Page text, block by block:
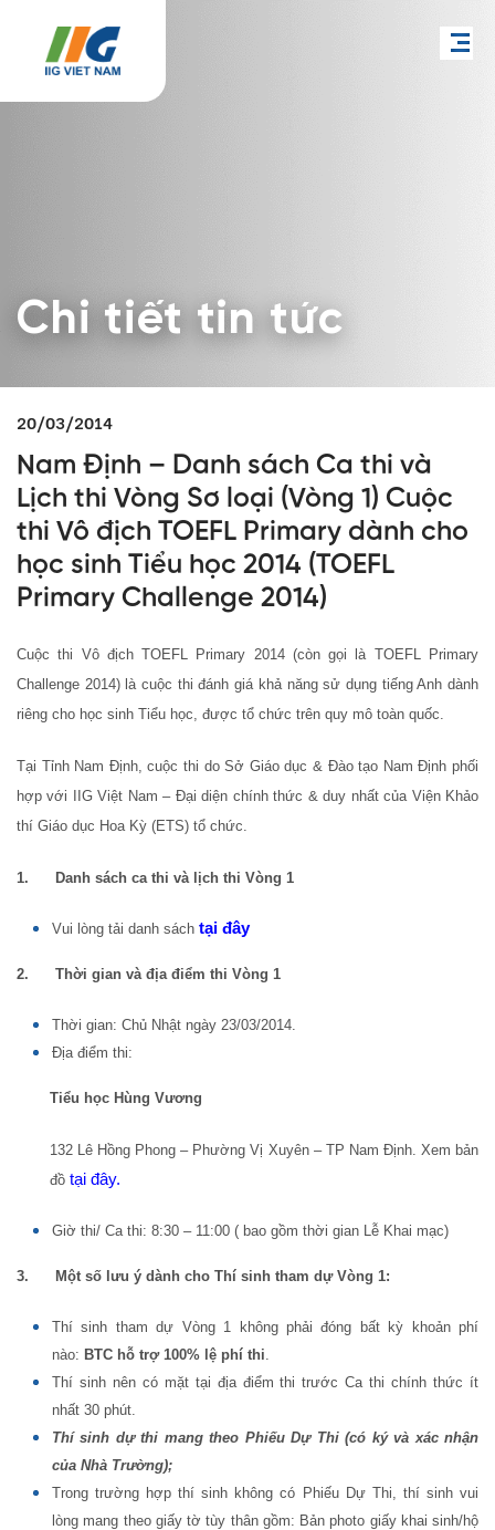
Chi tiết tin tức
20/03/2014
Nam Định – Danh sách Ca thi và
Lịch thi Vòng Sơ loại (Vòng 1) Cuộc
thi Vô địch TOEFL Primary dành cho
học sinh Tiểu học 2014 (TOEFL
Primary Challenge 2014)
Cuộc thi Vô địch TOEFL Primary 2014 (còn gọi là TOEFL Primary
Challenge 2014) là cuộc thi đánh giá khả năng sử dụng tiếng Anh dành
riêng cho học sinh Tiểu học, được tổ chức trên quy mô toàn quốc.
Tại Tỉnh Nam Định, cuộc thi do Sở Giáo dục & Đào tạo Nam Định phối
hợp với IIG Việt Nam – Đại diện chính thức & duy nhất của Viện Khảo
thí Giáo dục Hoa Kỳ (ETS) tổ chức.
1. Danh sách ca thi và lịch thi Vòng 1
Vui lòng tải danh sách tại đây
2. Thời gian và địa điểm thi Vòng 1
Thời gian: Chủ Nhật ngày 23/03/2014.
Địa điểm thi:
Tiểu học Hùng Vương
132 Lê Hồng Phong – Phường Vị Xuyên – TP Nam Định. Xem bản
đồ tại đây.
Giờ thi/ Ca thi: 8:30 – 11:00 ( bao gồm thời gian Lễ Khai mạc)
3. Một số lưu ý dành cho Thí sinh tham dự Vòng 1:
Thí sinh tham dự Vòng 1 không phải đóng bất kỳ khoản phí
nào: BTC hỗ trợ 100% lệ phí thi.
Thí sinh nên có mặt tại địa điểm thi trước Ca thi chính thức ít
nhất 30 phút.
Thí sinh dự thi mang theo Phiếu Dự Thi (có ký và xác nhận
của Nhà Trường);
Trong trường hợp thí sinh không có Phiếu Dự Thi, thí sinh vui
lòng mang theo giấy tờ tùy thân gồm: Bản photo giấy khai sinh/hộ